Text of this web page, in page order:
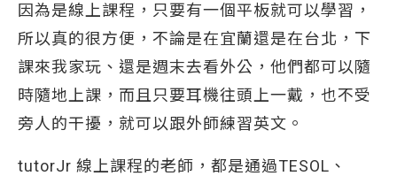
因為是線上課程，只要有一個平板就可以學習，
所以真的很方便，不論是在宜蘭還是在台北，下
課來我家玩、還是週末去看外公，他們都可以隨
時隨地上課，而且只要耳機往頭上一戴，也不受
旁人的干擾，就可以跟外師練習英文。
tutorJr 線上課程的老師，都是通過TESOL、